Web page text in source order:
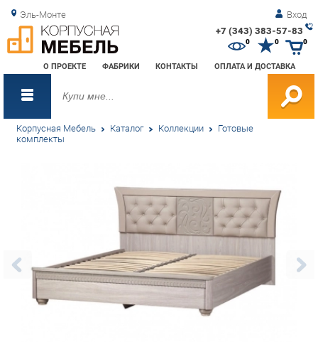
Эль-Монте Вход
+7 (343) 383-57-83
О ПРОЕКТЕ ФАБРИКИ КОНТАКТЫ ОПЛАТА И ДОСТАВКА
0 0
Корпусная Мебель Каталог Коллекции Готовые
комплекты